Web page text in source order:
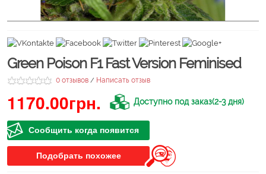
Green Poison F1 Fast Version Feminised
0 отзывов / Написать отзыв
1170.00грн. Доступно под заказ(2-3 дня)
Сообщить когда появится
Подобрать похожее